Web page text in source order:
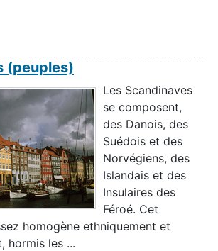
(peuples)
Les Scandinaves
se composent,
des Danois, des
Suédois et des
Norvégiens, des
Islandais et des
Insulaires des
Féroé. Cet
homogène ethniquement et
hormis les ...